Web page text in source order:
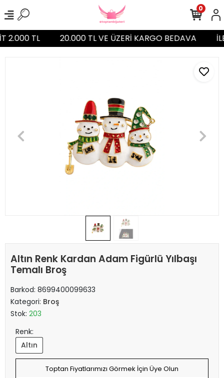
2.000 TL 20.000 TL VE ÜZERİ KARGO BEDAVA
0
Altın Renk Kardan Adam Figürlü Yılbaşı
Temalı Broş
Barkod: 8699400099633
Kategori: Broş
Stok: 203
Renk:
Altın
Toptan Fiyatlarımızı Görmek İçin Üye Olun